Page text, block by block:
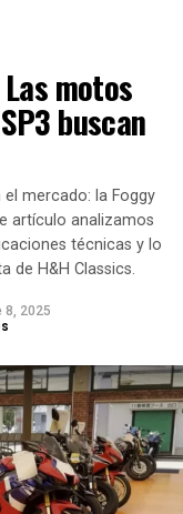
motos
buscan
mercado: la Foggy
artículo analizamos
técnicas y lo
de H&H Classics.
8, 2025